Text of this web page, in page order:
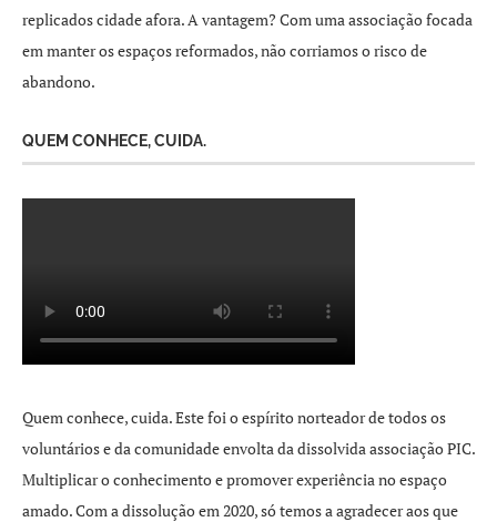
replicados cidade afora. A vantagem? Com uma associação focada
em manter os espaços reformados, não corriamos o risco de
abandono.
QUEM CONHECE, CUIDA.
Quem conhece, cuida. Este foi o espírito norteador de todos os
voluntários e da comunidade envolta da dissolvida associação PIC.
Multiplicar o conhecimento e promover experiência no espaço
amado. Com a dissolução em 2020, só temos a agradecer aos que